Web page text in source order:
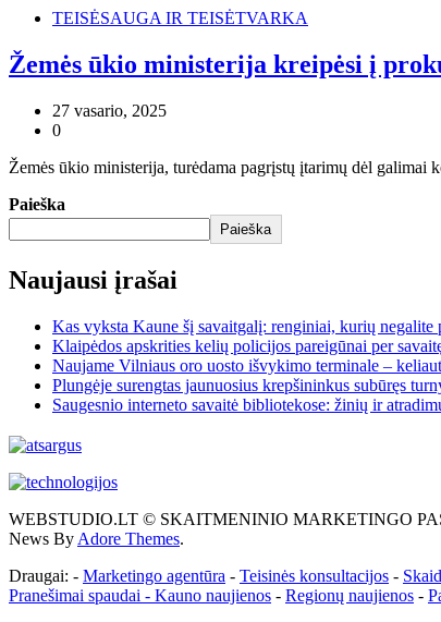
TEISĖSAUGA IR TEISĖTVARKA
Žemės ūkio ministerija kreipėsi į
27 vasario, 2025
0
Žemės ūkio ministerija, turėdama pagrįstų įtarimų dėl
Paieška
Paieška
Naujausi įrašai
Kas vyksta Kaune šį savaitgalį: renginiai, kurių negalite
Klaipėdos apskrities kelių policijos pareigūnai per
Naujame Vilniaus oro uosto išvykimo terminale –
Plungėje surengtas jaunuosius krepšininkus subūręs
Saugesnio interneto savaitė bibliotekose: žinių ir
WEBSTUDIO.LT © SKAITMENINIO MARKETINGO
News ByAdore Themes.
Draugai: - Marketingo agentūra - Teisinės konsultacijos -
Pranešimai spaudai - Kauno naujienos - Regionų naujienos -